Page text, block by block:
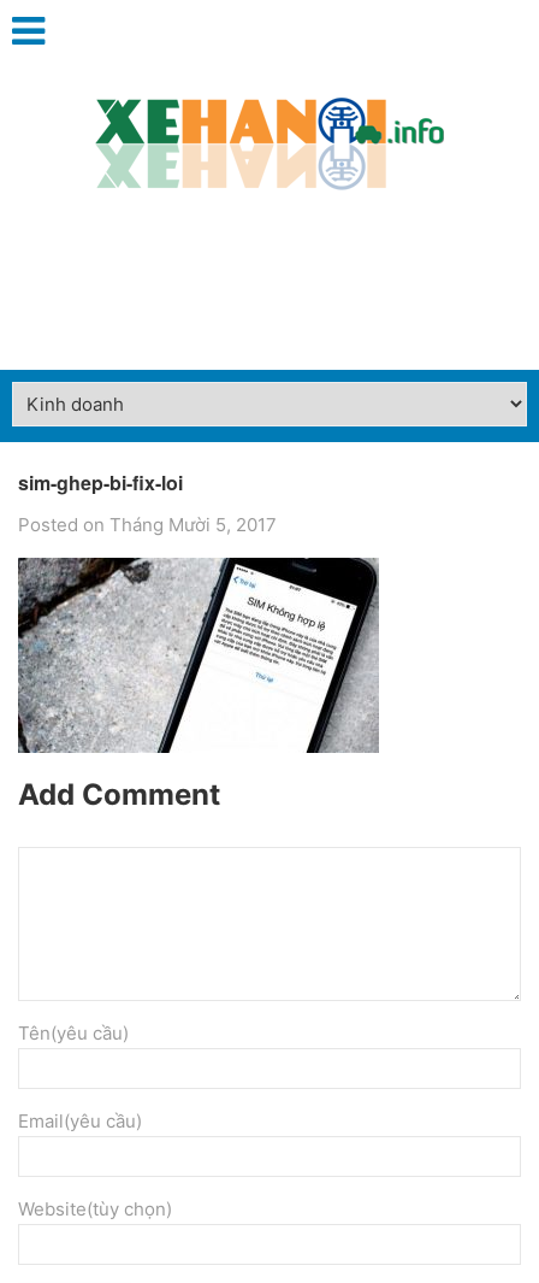
sim-ghep-bi-fix-loi
Posted on Tháng Mười 5, 2017
Add Comment
Tên(yêu cầu)
Email(yêu cầu)
Website(tùy chọn)